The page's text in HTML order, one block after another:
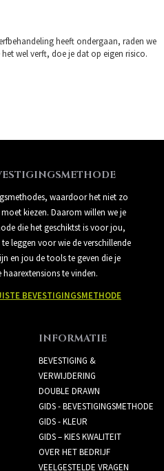
heeft ondergaan, raden we
wel verft, doe je dat op eigen risico.
waardoor het niet zo
kiezen. Daarom willen we je
die het geschiktst is voor jou,
leggen voor wie de verschillende
en jou de tools te geven die je
te vinden.
BEVESTIGINGSMETHODE
INFORMATIE
BEVESTIGING &
VERWIJDERING
DOUBLE DRAWN
GIDS - BEVESTIGINGSMETHODE
GIDS - KLEUR
GIDS – KIES KWALITEIT
OVER HET BEDRIJF
VEELGESTELDE VRAGEN